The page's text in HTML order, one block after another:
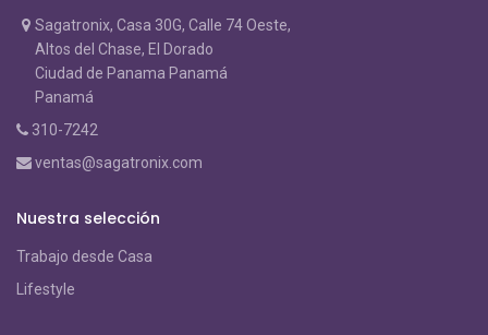
Sagatronix, Casa 30G, Calle 74 Oeste,
Altos del Chase, El Dorado
Ciudad de Panama Panamá
Panamá
310-7242
ventas@sagatronix.com
Nuestra selección
Trabajo desde Casa
Lifestyle